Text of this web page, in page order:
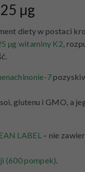
µg
diety w postaci
µg witaminy K2,
7
glutenu i GMO, a
LABEL – nie
(600 pompek).